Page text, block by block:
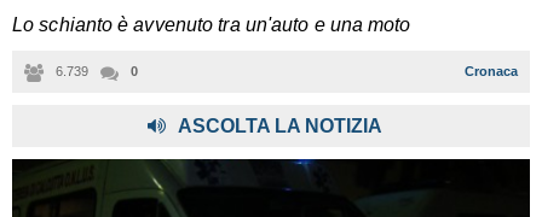
Lo schianto è avvenuto tra un'auto e una moto
6.739 0 Cronaca
ASCOLTA LA NOTIZIA